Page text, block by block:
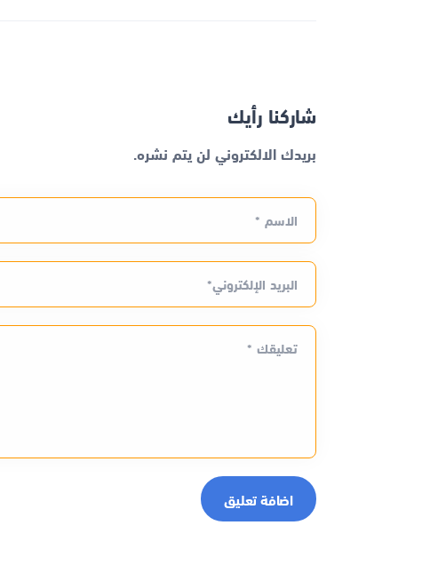
شاركنا رأيك
بريدك الالكتروني لن يتم نشره.
الاسم *
البريد الإلكتروني*
تعليقك *
اضافة تعليق